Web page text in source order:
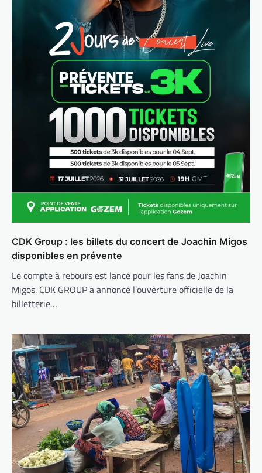
CDK Group : les billets du concert de Joachin Migos
disponibles en prévente
Le compte à rebours est lancé pour les fans de Joachin
Migos. CDK GROUP a annoncé l’ouverture officielle de la
billetterie…